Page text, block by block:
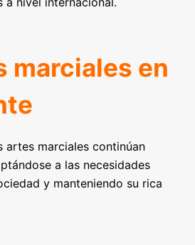
marciales en
artes marciales continúan
a las necesidades
y manteniendo su rica